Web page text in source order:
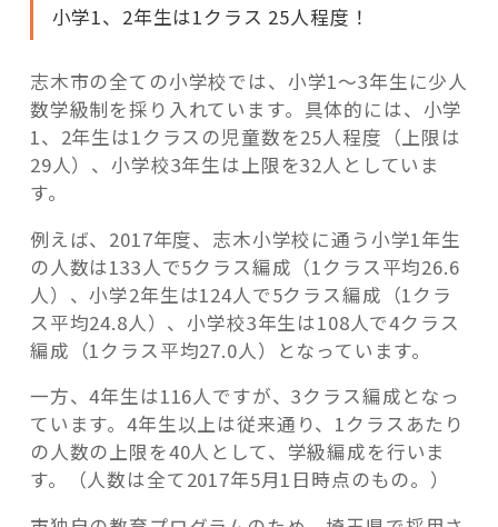
小学1、2年生は1クラス 25人程度！
志木市の全ての小学校では、小学1～3年生に少人
数学級制を採り入れています。具体的には、小学
1、2年生は1クラスの児童数を25人程度（上限は
29人）、小学校3年生は上限を32人としていま
す。
例えば、2017年度、志木小学校に通う小学1年生
の人数は133人で5クラス編成（1クラス平均26.6
人）、小学2年生は124人で5クラス編成（1クラ
ス平均24.8人）、小学校3年生は108人で4クラス
編成（1クラス平均27.0人）となっています。
一方、4年生は116人ですが、3クラス編成となっ
ています。4年生以上は従来通り、1クラスあたり
の人数の上限を40人として、学級編成を行いま
す。（人数は全て2017年5月1日時点のもの。）